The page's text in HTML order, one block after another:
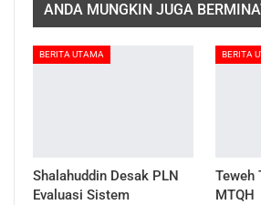
ANDA MUNGKIN JUGA
BERITA UTAMA
Shalahuddin Desak PLN
Evaluasi Sistem
BERITA
Teweh
MTQH